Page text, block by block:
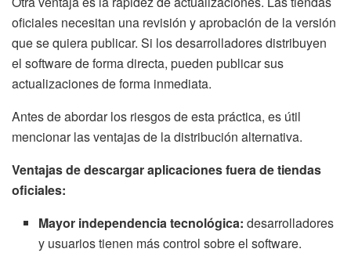
oficiales necesitan una revisión y aprobación de la versión
que se quiera publicar. Si los desarrolladores distribuyen
el software de forma directa, pueden publicar sus
actualizaciones de forma inmediata.
Antes de abordar los riesgos de esta práctica, es útil
mencionar las ventajas de la distribución alternativa.
Ventajas de descargar aplicaciones fuera de tiendas
oficiales:
Mayor independencia tecnológica: desarrolladores
y usuarios tienen más control sobre el software.